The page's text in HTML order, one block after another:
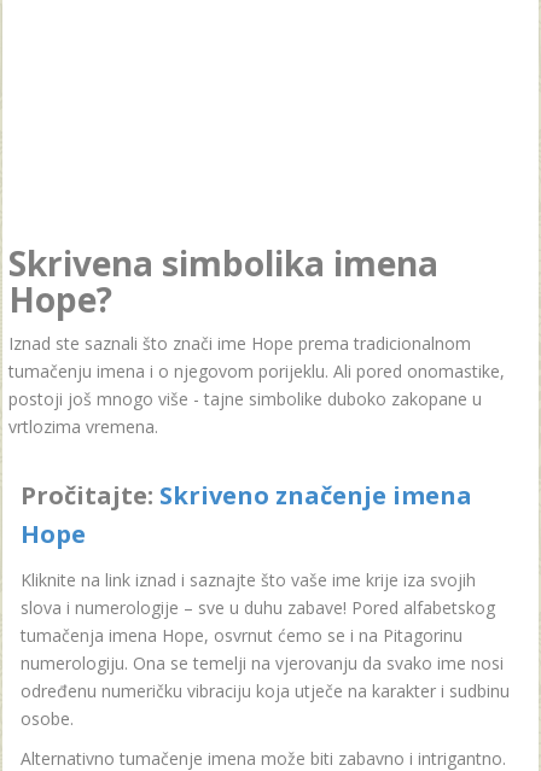
Skrivena simbolika imena
Hope?
Iznad ste saznali što znači ime Hope prema tradicionalnom
tumačenju imena i o njegovom porijeklu. Ali pored onomastike,
postoji još mnogo više - tajne simbolike duboko zakopane u
vrtlozima vremena.
Pročitajte: Skriveno značenje imena
Hope
Kliknite na link iznad i saznajte što vaše ime krije iza svojih
slova i numerologije – sve u duhu zabave! Pored alfabetskog
tumačenja imena Hope, osvrnut ćemo se i na Pitagorinu
numerologiju. Ona se temelji na vjerovanju da svako ime nosi
određenu numeričku vibraciju koja utječe na karakter i sudbinu
osobe.
Alternativno tumačenje imena može biti zabavno i intrigantno.